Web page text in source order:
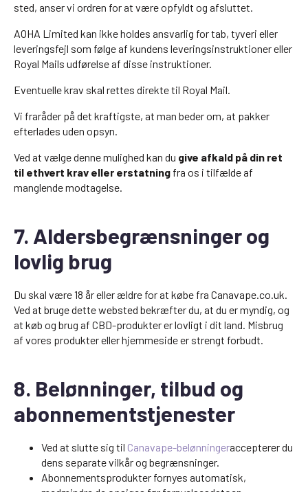
sted, anser vi ordren for at være opfyldt og afsluttet.
AOHA Limited kan ikke holdes ansvarlig for tab, tyveri eller
leveringsfejl som følge af kundens leveringsinstruktioner eller
Royal Mails udførelse af disse instruktioner.
Eventuelle krav skal rettes direkte til Royal Mail.
Vi fraråder på det kraftigste, at man beder om, at pakker
efterlades uden opsyn.
Ved at vælge denne mulighed kan du give afkald på din ret
til ethvert krav eller erstatning fra os i tilfælde af
manglende modtagelse.
7. Aldersbegrænsninger og
lovlig brug
Du skal være 18 år eller ældre for at købe fra Canavape.co.uk.
Ved at bruge dette websted bekræfter du, at du er myndig, og
at køb og brug af CBD-produkter er lovligt i dit land. Misbrug
af vores produkter eller hjemmeside er strengt forbudt.
8. Belønninger, tilbud og
abonnementstjenester
Ved at slutte sig til Canavape-belønningeraccepterer du
dens separate vilkår og begrænsninger.
Abonnementsprodukter fornyes automatisk,